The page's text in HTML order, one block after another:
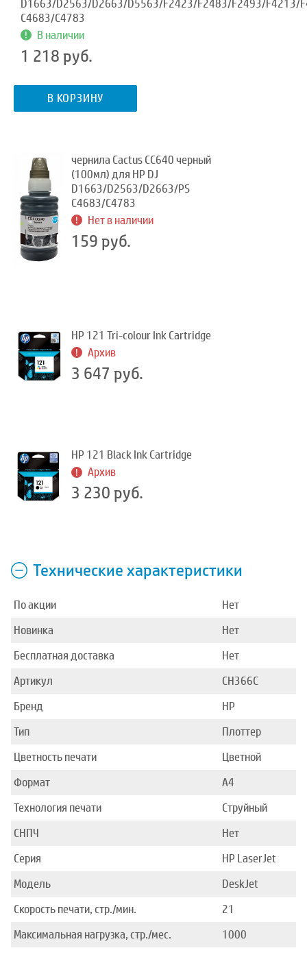
D1663/D2563/D2663/D5563/F2423/F2483/F2493/F4213/
C4683/C4783
В наличии
1 218 руб.
В КОРЗИНУ
чернила Cactus CC640 черный
(100мл) для HP DJ
D1663/D2563/D2663/PS
C4683/C4783
Нет в наличии
159 руб.
HP 121 Tri-colour Ink Cartridge
Архив
3 647 руб.
HP 121 Black Ink Cartridge
Архив
3 230 руб.
Технические характеристики
По акции
Нет
Новинка
Нет
Бесплатная доставка
Нет
Артикул
CH366C
Бренд
HP
Тип
Плоттер
Цветность печати
Цветной
Формат
A4
Технология печати
Струйный
СНПЧ
Нет
Серия
HP LaserJet
Модель
DeskJet
Скорость печати, стр./мин.
21
Максимальная нагрузка, стр./мес.
1000